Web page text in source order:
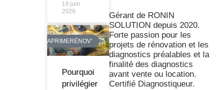
19 juin
2026
MAPRIMERÉNOV'
Pourquoi
privilégier
Gérant de RONIN
SOLUTION depuis 2020.
Forte passion pour les
projets de rénovation et les
diagnostics préalables et la
finalité des diagnostics
avant vente ou location.
Certifié Diagnostiqueur.